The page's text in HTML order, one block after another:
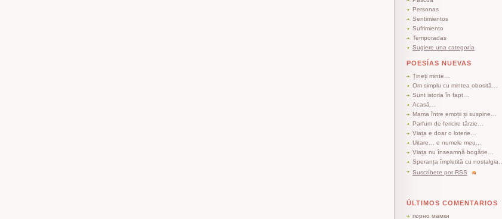
Personas
Sentimientos
Sufrimiento
Temporadas
Sugiere una categoría
POESÍAS NUEVAS
Țineți minte…
Om simplu cu mintea obosită…
Sunt istoria în fapt…
Acasă…
Mama între emoții și suspine…
Parfum de fericire târzie…
Viața e doar o loterie…
Uitare… e numele meu...
Viața nu înseamnă bogăție…
Speranța împletită cu nostalgia…
Suscríbete por RSS
ÚLTIMOS COMENTARIOS
порно мамки